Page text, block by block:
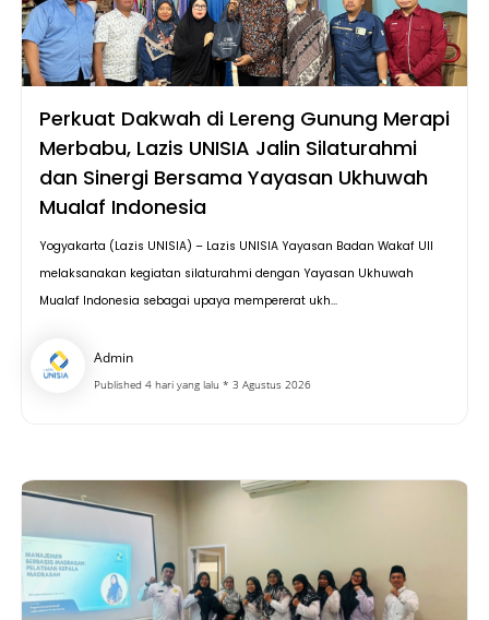
Perkuat Dakwah di Lereng Gunung Merapi
Merbabu, Lazis UNISIA Jalin Silaturahmi
dan Sinergi Bersama Yayasan Ukhuwah
Mualaf Indonesia
Yogyakarta (Lazis UNISIA) – Lazis UNISIA Yayasan Badan Wakaf UII
melaksanakan kegiatan silaturahmi dengan Yayasan Ukhuwah
Mualaf Indonesia sebagai upaya mempererat ukh...
Admin
Published 4 hari yang lalu * 3 Agustus 2026